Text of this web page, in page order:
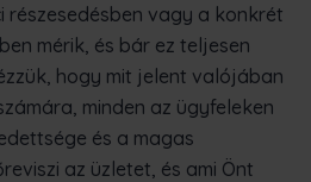
részesedésben vagy a konkrét
mérik, és bár ez teljesen
hogy mit jelent valójában
minden az ügyfeleken
és a magas
az üzletet, és ami Önt